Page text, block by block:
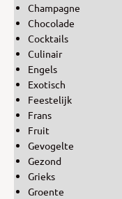
Champagne
Chocolade
Cocktails
Culinair
Engels
Exotisch
Feestelijk
Frans
Fruit
Gevogelte
Gezond
Grieks
Groente